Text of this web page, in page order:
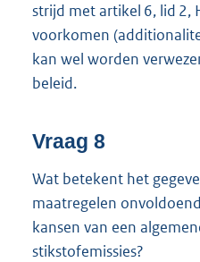
strijd met artikel 6, lid 2,
voorkomen
kan wel worden
beleid.
Vraag 8
Wat betekent het
maatregelen
kansen van een
stikstofemissies?